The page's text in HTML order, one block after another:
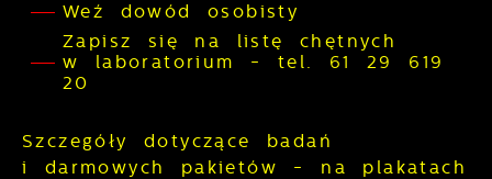
Weź dowód osobisty
Zapisz się na listę chętnych
w laboratorium - tel. 61 29 619
20
Szczegóły dotyczące badań
i darmowych pakietów - na plakatach
naszymi partnerami oraz innych
dostawców usług. Firmy te działają w
charakterze pośredników prezentujących
nasze treści w postaci wiadomości, ofert,